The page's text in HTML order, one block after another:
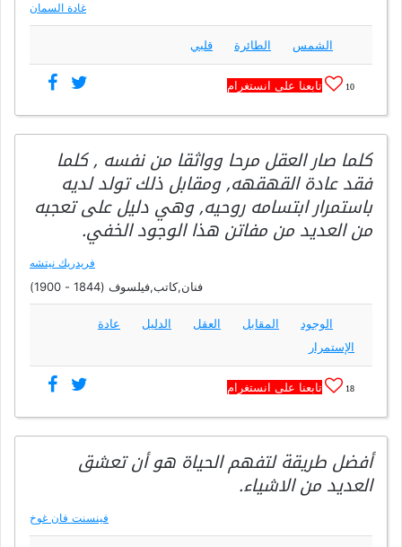
غادة السمان
الشمس الطائرة قلبي
10 تابعنا على انستغرام
كلما صار العقل مرحا وواثقا من نفسه , كلما
فقد عادة القهقهه, ومقابل ذلك تولد لديه
باستمرار ابتسامه روحيه, وهي دليل على تعجبه
من العديد من مفاتن هذا الوجود الخفي.
فريدريك نيتشه
فنان,كاتب,فيلسوف (1844 - 1900)
الوجود المقابل العقل الدليل
عادة
الإستمرار
18 تابعنا على انستغرام
أفضل طريقة لتفهم الحياة هو أن تعشق
العديد من الاشياء.
فينسنت فان غوخ